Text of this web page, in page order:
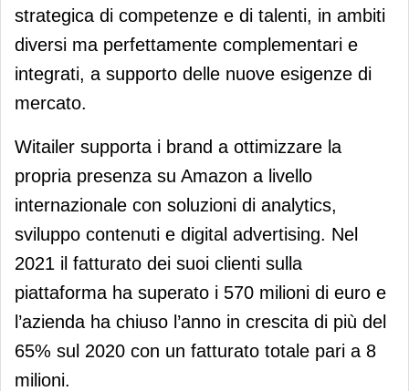
strategica di competenze e di talenti, in ambiti
diversi ma perfettamente complementari e
integrati, a supporto delle nuove esigenze di
mercato.
Witailer supporta i brand a ottimizzare la
propria presenza su Amazon a livello
internazionale con soluzioni di analytics,
sviluppo contenuti e digital advertising. Nel
2021 il fatturato dei suoi clienti sulla
piattaforma ha superato i 570 milioni di euro e
l’azienda ha chiuso l’anno in crescita di più del
65% sul 2020 con un fatturato totale pari a 8
milioni.